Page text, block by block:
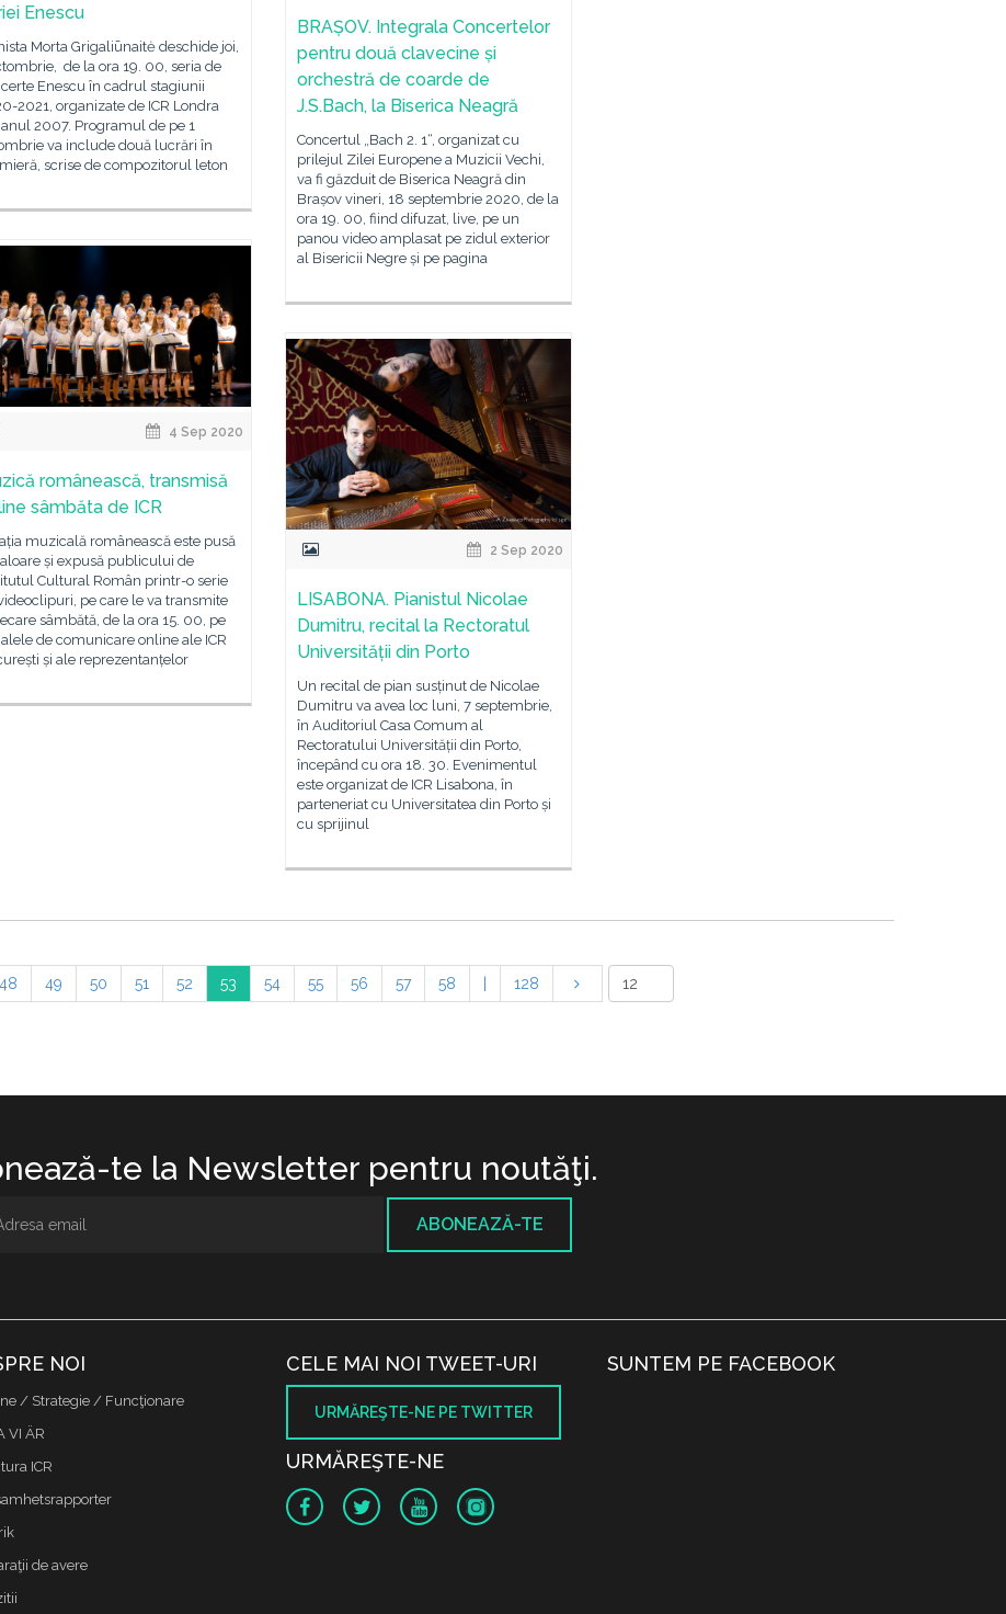
Enescu
Morta Grigaliūnaitė deschide joi,
de la ora 19. 00, seria de
Enescu în cadrul stagiunii
2021, organizate de ICR Londra
2007. Programul de pe 1
va include două lucrări în
scrise de compozitorul leton
BRAȘOV. Integrala Concertelor
pentru două clavecine și
orchestră de coarde de
J.S.Bach, la Biserica Neagră
Concertul „Bach 2. 1“, organizat cu
prilejul Zilei Europene a Muzicii Vechi,
va fi găzduit de Biserica Neagră din
Brașov vineri, 18 septembrie 2020, de la
ora 19. 00, fiind difuzat, live, pe un
panou video amplasat pe zidul exterior
al Bisericii Negre și pe pagina
4 Sep 2020
românească, transmisă
sâmbăta de ICR
muzicală românească este pusă
și expusă publicului de
Cultural Român printr-o serie
pe care le va transmite
sâmbătă, de la ora 15. 00, pe
de comunicare online ale ICR
și ale reprezentanțelor
2 Sep 2020
LISABONA. Pianistul Nicolae
Dumitru, recital la Rectoratul
Universității din Porto
Un recital de pian susținut de Nicolae
Dumitru va avea loc luni, 7 septembrie,
în Auditoriul Casa Comum al
Rectoratului Universității din Porto,
începând cu ora 18. 30. Evenimentul
este organizat de ICR Lisabona, în
parteneriat cu Universitatea din Porto și
cu sprijinul
48 49 50 51 52 53 54 55 56 57 58 128
te la Newsletter pentru noutăţi.
ABONEAZĂ-TE
NOI
/ Strategie / Funcţionare
VI ÄR
ICR
de avere
CELE MAI NOI TWEET-URI
URMĂREŞTE-NE PE TWITTER
URMĂREŞTE-NE
SUNTEM PE FACEBOOK